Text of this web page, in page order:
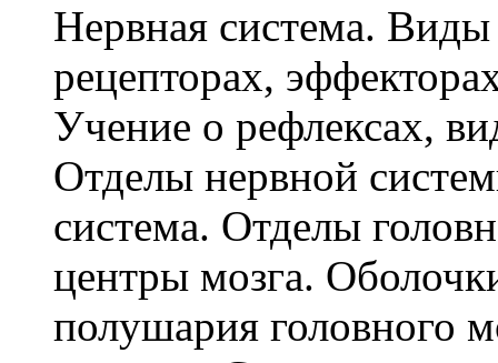
Нервная система.
рецепторах,
Учение о рефлексах,
Отделы нервной
система. Отделы
центры мозга.
полушария головного